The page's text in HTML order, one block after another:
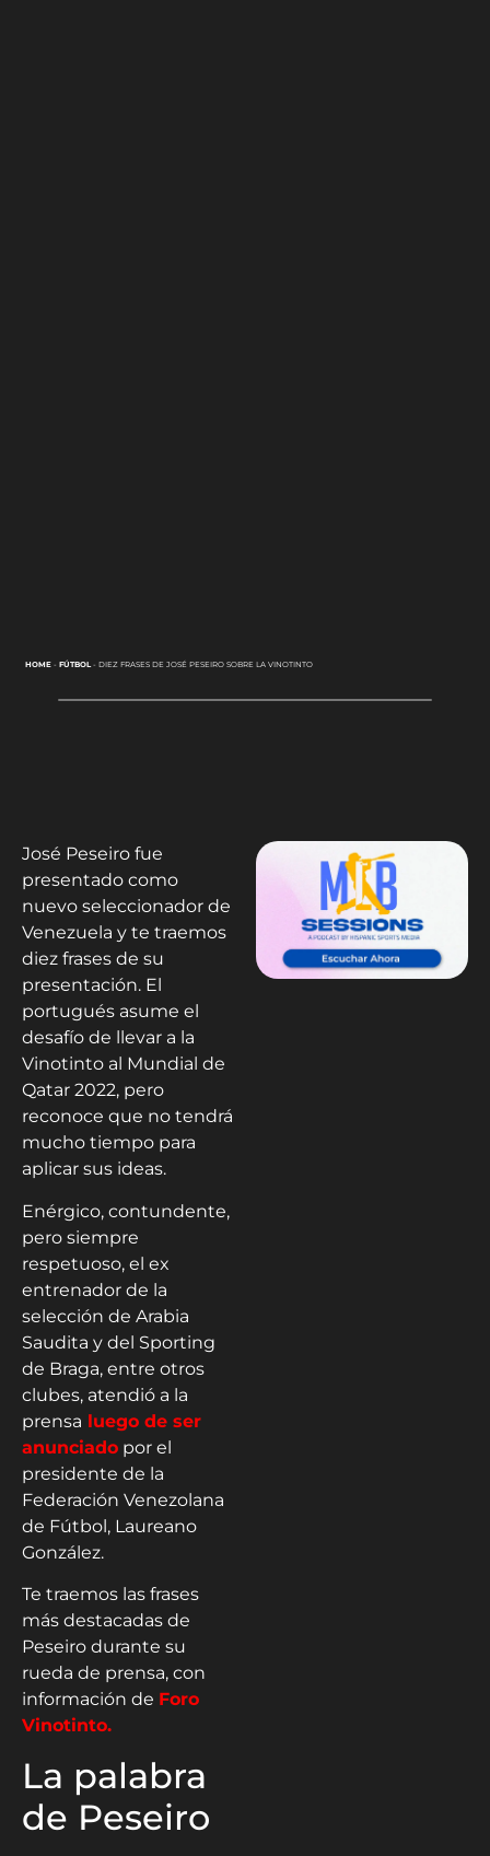
HOME- FÚTBOL- DIEZ FRASES DE JOSÉ PESEIRO SOBRE LA VINOTINTO
José Peseiro fue
presentado como
nuevo seleccionador de
Venezuela y te traemos
diez frases de su
presentación. El
portugués asume el
desafío de llevar a la
Vinotinto al Mundial de
Qatar 2022, pero
reconoce que no tendrá
mucho tiempo para
aplicar sus ideas.
Enérgico, contundente,
pero siempre
respetuoso, el ex
entrenador de la
selección de Arabia
Saudita y del Sporting
de Braga, entre otros
clubes, atendió a la
prensa luego de ser
anunciado por el
presidente de la
Federación Venezolana
de Fútbol, Laureano
González.
Te traemos las frases
más destacadas de
Peseiro durante su
rueda de prensa, con
información de Foro
Vinotinto.
La palabra
de Peseiro